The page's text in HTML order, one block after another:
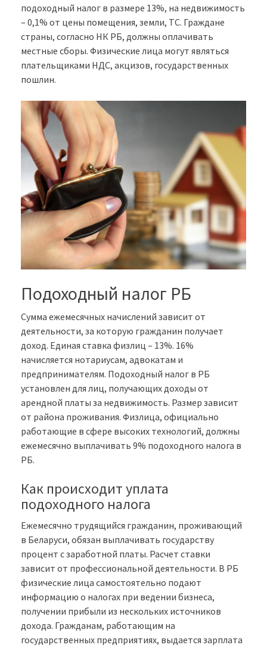
подоходный налог в размере 13%, на недвижимость
– 0,1% от цены помещения, земли, ТС. Граждане
страны, согласно НК РБ, должны оплачивать
местные сборы. Физические лица могут являться
плательщиками НДС, акцизов, государственных
пошлин.
Подоходный налог РБ
Сумма ежемесячных начислений зависит от
деятельности, за которую гражданин получает
доход. Единая ставка физлиц – 13%. 16%
начисляется нотариусам, адвокатам и
предпринимателям. Подоходный налог в РБ
установлен для лиц, получающих доходы от
арендной платы за недвижимость. Размер зависит
от района проживания. Физлица, официально
работающие в сфере высоких технологий, должны
ежемесячно выплачивать 9% подоходного налога в
РБ.
Как происходит уплата
подоходного налога
Ежемесячно трудящийся гражданин, проживающий
в Беларуси, обязан выплачивать государству
процент с заработной платы. Расчет ставки
зависит от профессиональной деятельности. В РБ
физические лица самостоятельно подают
информацию о налогах при ведении бизнеса,
получении прибыли из нескольких источников
дохода. Гражданам, работающим на
государственных предприятиях, выдается зарплата